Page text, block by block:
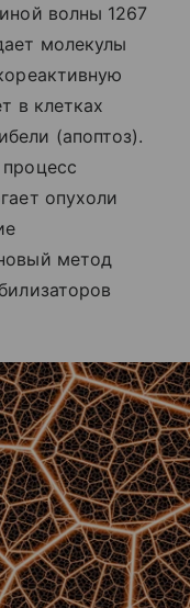
волны 1267
молекулы
в клетках
(апоптоз).
опухоли
метод